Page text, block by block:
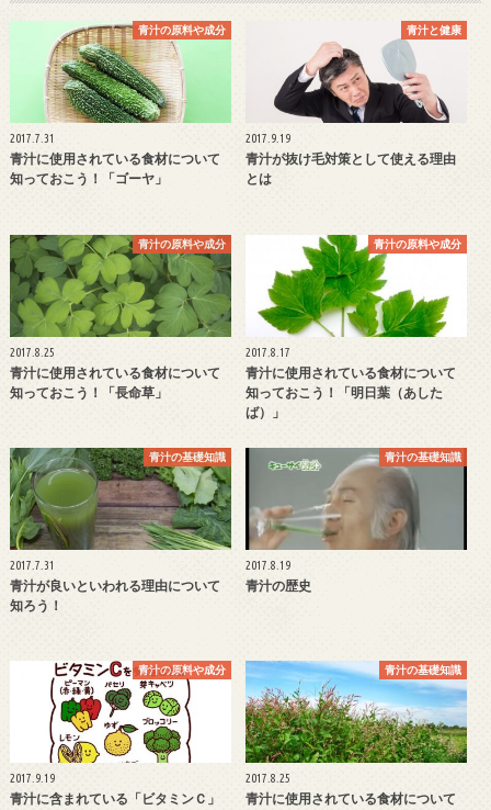
青汁の原料や成分
2017.7.31
青汁に使用されている食材について
知っておこう！「ゴーヤ」
青汁と健康
2017.9.19
青汁が抜け毛対策として使える理由
とは
青汁の原料や成分
2017.8.25
青汁に使用されている食材について
知っておこう！「長命草」
青汁の原料や成分
2017.8.17
青汁に使用されている食材について
知っておこう！「明日葉（あした
ば）」
青汁の基礎知識
2017.7.31
青汁が良いといわれる理由について
知ろう！
青汁の基礎知識
2017.8.19
青汁の歴史
青汁の原料や成分
2017.9.19
青汁に含まれている「ビタミンＣ」
青汁の基礎知識
2017.8.25
青汁に使用されている食材について